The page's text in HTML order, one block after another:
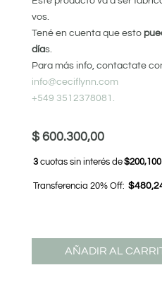
vos.
Tené en cuenta que esto
días.
Para más info, contactate
info@ceciflynn.com
+549 3512378081.
$600.300,00
3cuotas sin interés de$200,100
Transferencia 20% Off:
AÑADIR AL